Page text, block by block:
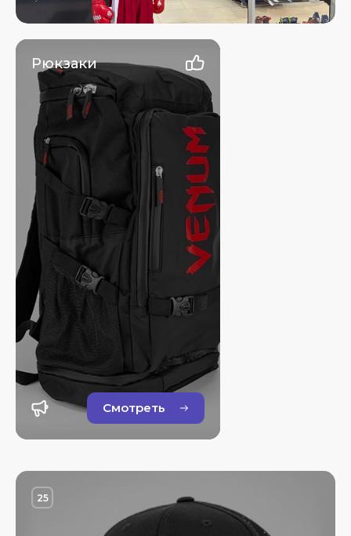
Рюкзаки
Смотреть
25